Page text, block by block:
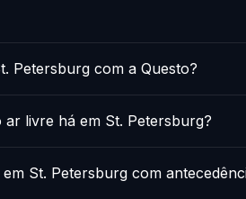
Petersburg com a Questo?
livre há em St. Petersburg?
St. Petersburg com